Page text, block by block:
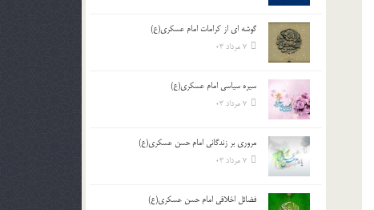
گوشه ای از کرامات امام عسکری(ع)
7 مرداد 03
سیره سیاسی امام عسکری(ع)
7 مرداد 03
مروری بر زندگانی امام حسن عسکری(ع)
7 مرداد 03
فضائل اخلاقی امام حسن عسکری(ع)